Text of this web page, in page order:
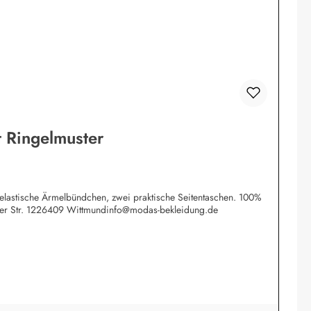
Ärmelbündchen, zwei praktische Seitentaschen. 100%
Str. 1226409 Wittmundinfo@modas-bekleidung.de